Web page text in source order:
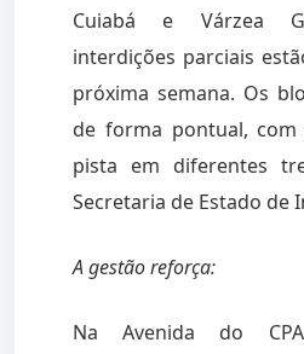
Cuiabá e Várzea
interdições parciais
próxima semana. Os
de forma pontual,
pista em diferentes
Secretaria de Estado de
A gestão reforça:
Na Avenida do